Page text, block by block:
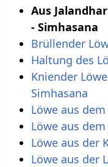
Aus
- Simhasana
Brüllender
Haltung des
Kniender
Simhasana
Löwe aus
Löwe aus
Löwe aus der
Löwe aus der